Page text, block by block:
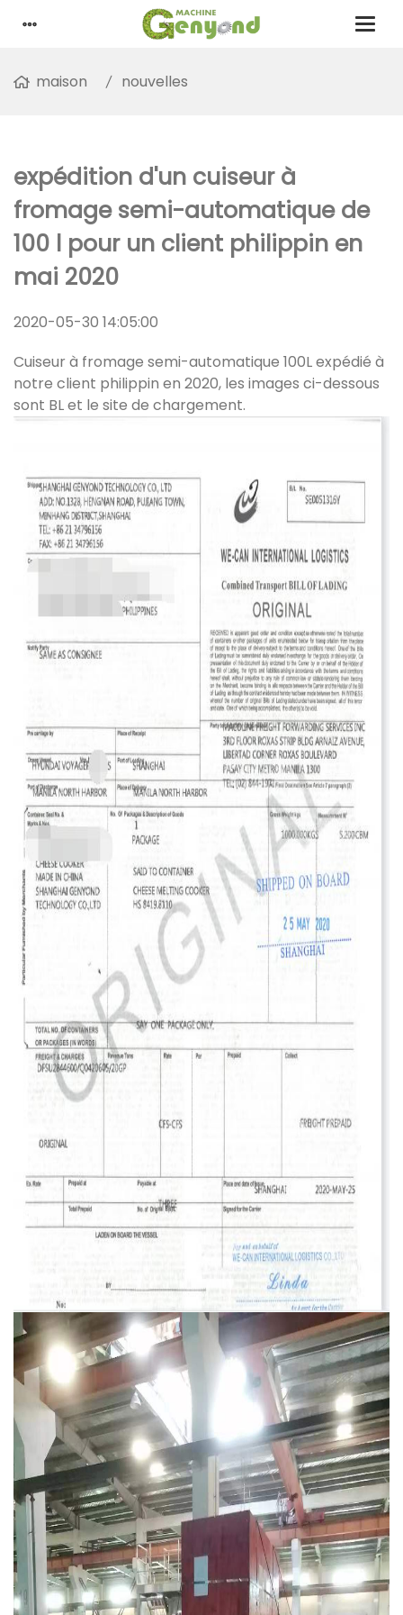
maison nouvelles
expédition d'un cuiseur à
fromage semi-automatique de
100 l pour un client philippin en
mai 2020
2020-05-30 14:05:00
Cuiseur à fromage semi-automatique 100L expédié à
notre client philippin en 2020, les images ci-dessous
sont BL et le site de chargement.